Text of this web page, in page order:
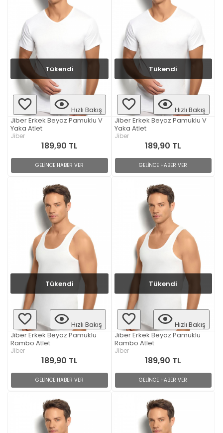
Tükendi
Hızlı Bakış
Jiber Erkek Beyaz Pamuklu V
Yaka Atlet
Jiber
189,90 TL
GELİNCE HABER VER
Tükendi
Hızlı Bakış
Jiber Erkek Beyaz Pamuklu V
Yaka Atlet
Jiber
189,90 TL
GELİNCE HABER VER
Tükendi
Hızlı Bakış
Jiber Erkek Beyaz Pamuklu
Rambo Atlet
Jiber
189,90 TL
GELİNCE HABER VER
Tükendi
Hızlı Bakış
Jiber Erkek Beyaz Pamuklu
Rambo Atlet
Jiber
189,90 TL
GELİNCE HABER VER